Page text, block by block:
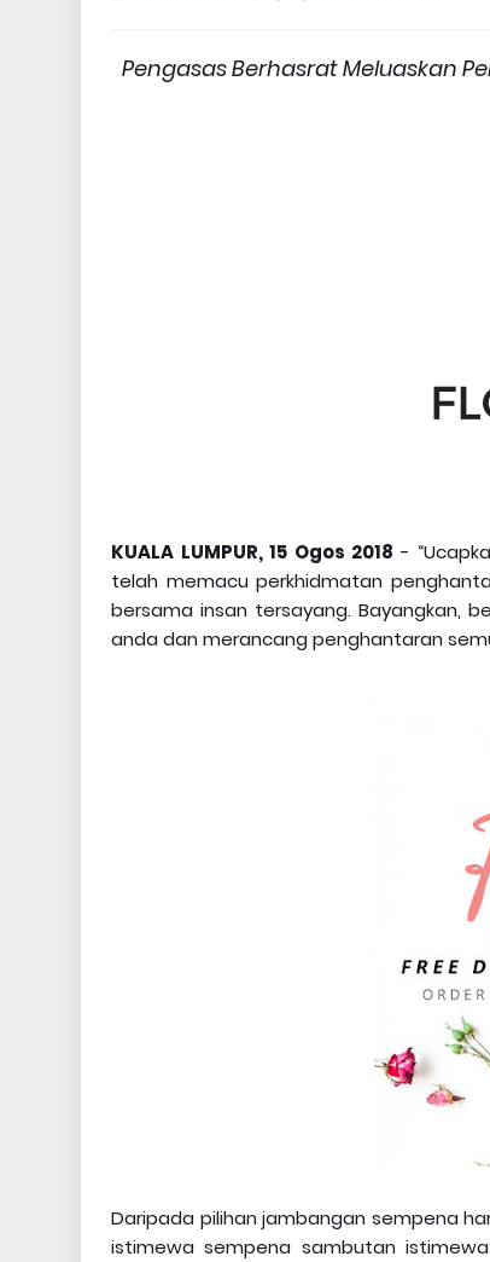
Pengasas Berhasrat Meluaskan
KUALA LUMPUR, 15 Ogos 2018 -
telah memacu perkhidmatan
bersama insan tersayang. Bayangkan,
anda dan merancang penghantaran
Daripada pilihan jambangan sempena
istimewa sempena sambutan